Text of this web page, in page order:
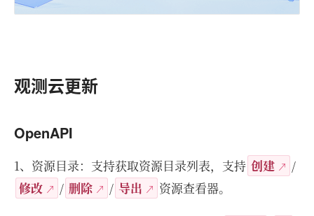
观测云更新
OpenAPI
1、资源目录：支持获取资源目录列表，支持 创建
/
修改
/ 删除 / 导出 资源查看器。